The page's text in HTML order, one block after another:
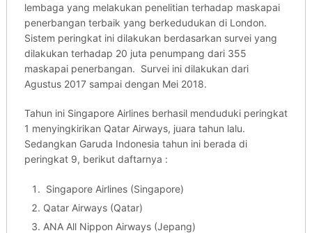
lembaga yang melakukan penelitian terhadap maskapai
penerbangan terbaik yang berkedudukan di London.
Sistem peringkat ini dilakukan berdasarkan survei yang
dilakukan terhadap 20 juta penumpang dari 355
maskapai penerbangan. Survei ini dilakukan dari
Agustus 2017 sampai dengan Mei 2018.
Tahun ini Singapore Airlines berhasil menduduki peringkat
1 menyingkirikan Qatar Airways, juara tahun lalu.
Sedangkan Garuda Indonesia tahun ini berada di
peringkat 9, berikut daftarnya :
Singapore Airlines (Singapore)
Qatar Airways (Qatar)
ANA All Nippon Airways (Jepang)